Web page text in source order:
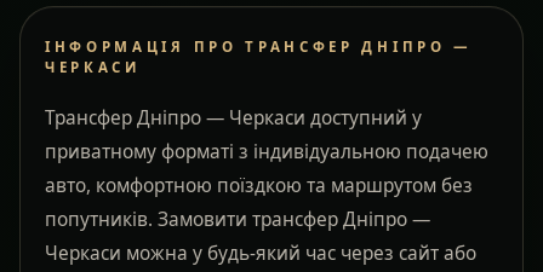
ІНФОРМАЦІЯ ПРО ТРАНСФЕР ДНІПРО —
ЧЕРКАСИ
Трансфер Дніпро — Черкаси доступний у
приватному форматі з індивідуальною подачею
авто, комфортною поїздкою та маршрутом без
попутників. Замовити трансфер Дніпро —
Черкаси можна у будь-який час через сайт або